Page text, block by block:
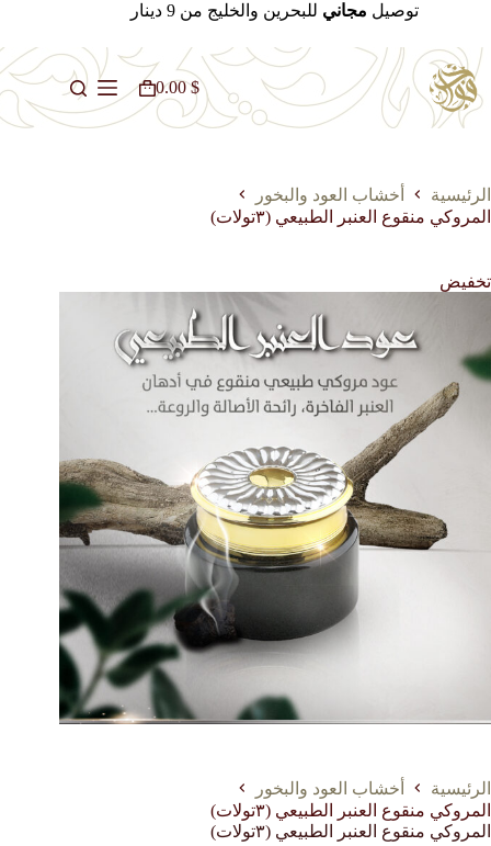
المحتوى
توصيل مجاني للبحرين والخليج من 9 دينار
عربة
التسوق
0.00$
الرئيسية
أخشاب العود والبخور
المروكي منقوع العنبر الطبيعي (٣تولات)
تخفيض
الرئيسية
أخشاب العود والبخور
المروكي منقوع العنبر الطبيعي (٣تولات)
المروكي منقوع العنبر الطبيعي (٣تولات)